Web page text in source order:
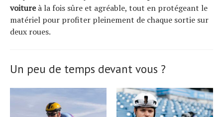
voitureà la fois sûre et agréable, tout en protégeant le
matériel pour profiter pleinement de chaque sortie sur
deux roues.
Un peu de temps devant vous ?